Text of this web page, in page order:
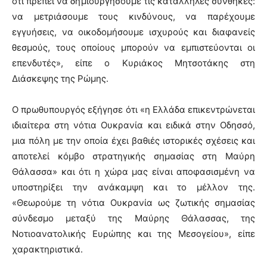
να μετριάσουμε τους κινδύνους, να παρέχουμε
εγγυήσεις, να οικοδομήσουμε ισχυρούς και διαφανείς
θεσμούς, τους οποίους μπορούν να εμπιστεύονται οι
επενδυτές», είπε ο Κυριάκος Μητσοτάκης στη
Διάσκεψης της Ρώμης.
Ο πρωθυπουργός εξήγησε ότι «η Ελλάδα επικεντρώνεται
ιδιαίτερα στη νότια Ουκρανία και ειδικά στην Οδησσό,
μια πόλη με την οποία έχει βαθιές ιστορικές σχέσεις και
αποτελεί κόμβο στρατηγικής σημασίας στη Μαύρη
Θάλασσα» και ότι η χώρα μας είναι αποφασισμένη να
υποστηρίξει την ανάκαμψη και το μέλλον της.
«Θεωρούμε τη νότια Ουκρανία ως ζωτικής σημασίας
σύνδεσμο μεταξύ της Μαύρης Θάλασσας, της
Νοτιοανατολικής Ευρώπης και της Μεσογείου», είπε
χαρακτηριστικά.